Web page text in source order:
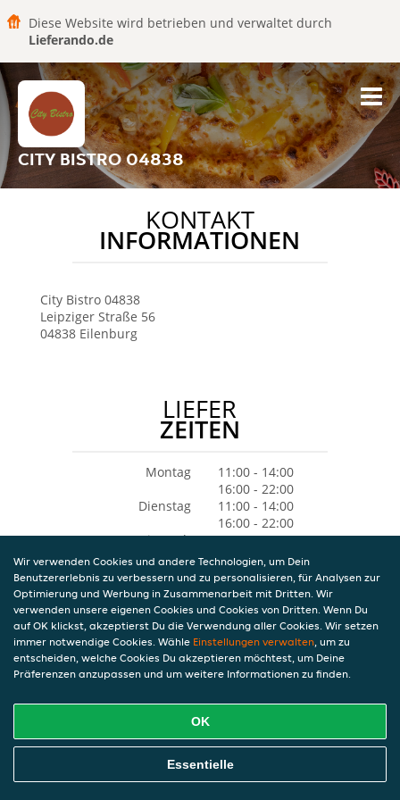
Diese Website wird betrieben und verwaltet durch
Lieferando.de
CITY BISTRO 04838
KONTAKT
INFORMATIONEN
City Bistro 04838
Leipziger Straße 56
04838 Eilenburg
LIEFER
ZEITEN
Montag
11:00 - 14:00
16:00 - 22:00
Dienstag
11:00 - 14:00
16:00 - 22:00
Mittwoch
11:00 - 14:00
16:00 - 22:00
Donnerstag
11:00 - 14:00
16:00 - 22:00
Freitag
11:00 - 14:00
16:00 - 22:00
Samstag
15:00 - 22:00
Sonntag
15:00 - 22:00
Wir verwenden Cookies und andere Technologien, um Dein
Benutzererlebnis zu verbessern und zu personalisieren, für Analysen zur
Optimierung und Werbung in Zusammenarbeit mit Dritten. Wir
verwenden unsere eigenen Cookies und Cookies von Dritten. Wenn Du
auf OK klickst, akzeptierst Du die Verwendung aller Cookies. Wir setzen
immer notwendige Cookies. Wähle Einstellungen verwalten, um zu
entscheiden, welche Cookies Du akzeptieren möchtest, um Deine
Präferenzen anzupassen und um weitere Informationen zu finden.
OK
Essentielle